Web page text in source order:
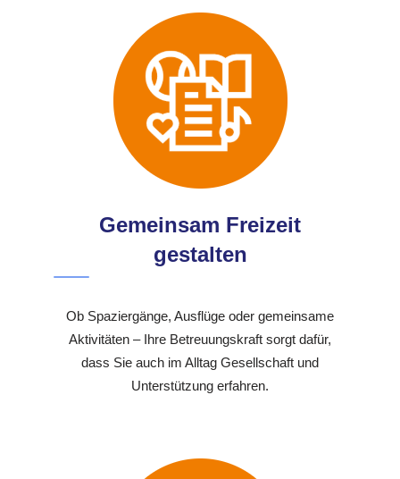
Gemeinsam Freizeit
gestalten
Ob Spaziergänge, Ausflüge oder gemeinsame
Aktivitäten – Ihre Betreuungskraft sorgt dafür,
dass Sie auch im Alltag Gesellschaft und
Unterstützung erfahren.